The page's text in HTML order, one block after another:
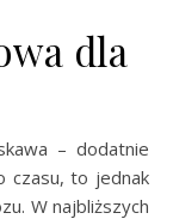
dla
czasu, to jednak
W najbliższych